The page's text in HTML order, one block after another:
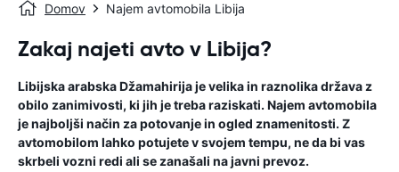
Domov Najem avtomobila Libija
Zakaj najeti avto v Libija?
Libijska arabska Džamahirija je velika in raznolika država z
obilo zanimivosti, ki jih je treba raziskati. Najem avtomobila
je najboljši način za potovanje in ogled znamenitosti. Z
avtomobilom lahko potujete v svojem tempu, ne da bi vas
skrbeli vozni redi ali se zanašali na javni prevoz.